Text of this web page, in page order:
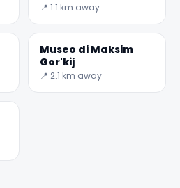
📍 1.1 km away
Museo di Maksim
Gor'kij
📍 2.1 km away